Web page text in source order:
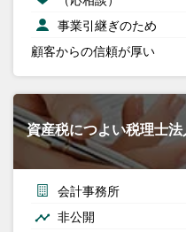
事業引継ぎのため
顧客からの信頼が厚い
資産税につよい税理士法
会計事務所
非公開